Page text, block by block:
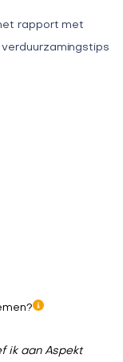
rapport met
ik aan Aspekt